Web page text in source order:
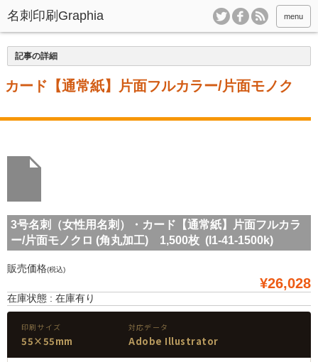
menu
記事の詳細
ード【通常紙】片面フルカラー/片面モノク
3号名刺（女性用名刺）・カード【通常紙】片面フルカラ
ー/片面モノクロ (角丸加工) 1,500枚 (l1-41-1500k)
販売価格(税込)
¥26,028
在庫状態 : 在庫有り
印刷サイズ
55×55mm
対応データ
Adobe Illustrator